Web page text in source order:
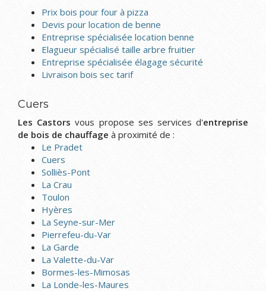
Prix bois pour four à pizza
Devis pour location de benne
Entreprise spécialisée location benne
Elagueur spécialisé taille arbre fruitier
Entreprise spécialisée élagage sécurité
Livraison bois sec tarif
Cuers
Les Castors vous propose ses services d'entreprise
de bois de chauffage à proximité de :
Le Pradet
Cuers
Solliès-Pont
La Crau
Toulon
Hyères
La Seyne-sur-Mer
Pierrefeu-du-Var
La Garde
La Valette-du-Var
Bormes-les-Mimosas
La Londe-les-Maures